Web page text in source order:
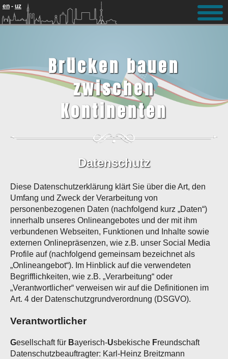
Update cookies preferences
en - uz
Brücken bauen
zwischen
Kontinenten
Datenschutz
Diese Datenschutzerklärung klärt Sie über die Art, den
Umfang und Zweck der Verarbeitung von
personenbezogenen Daten (nachfolgend kurz „Daten“)
innerhalb unseres Onlineangebotes und der mit ihm
verbundenen Webseiten, Funktionen und Inhalte sowie
externen Onlinepräsenzen, wie z.B. unser Social Media
Profile auf (nachfolgend gemeinsam bezeichnet als
„Onlineangebot“). Im Hinblick auf die verwendeten
Begrifflichkeiten, wie z.B. „Verarbeitung“ oder
„Verantwortlicher“ verweisen wir auf die Definitionen im
Art. 4 der Datenschutzgrundverordnung (DSGVO).
Verantwortlicher
Gesellschaft für Bayerisch-Usbekische Freundschaft
Datenschutzbeauftragter: Karl-Heinz Breitzmann